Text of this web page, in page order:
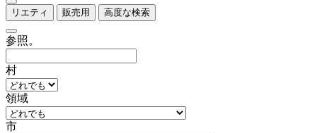
リエティ 販売用 高度な検索
参照。
村
領域
市